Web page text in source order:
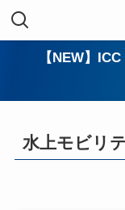
【NEW】
水上モビリ